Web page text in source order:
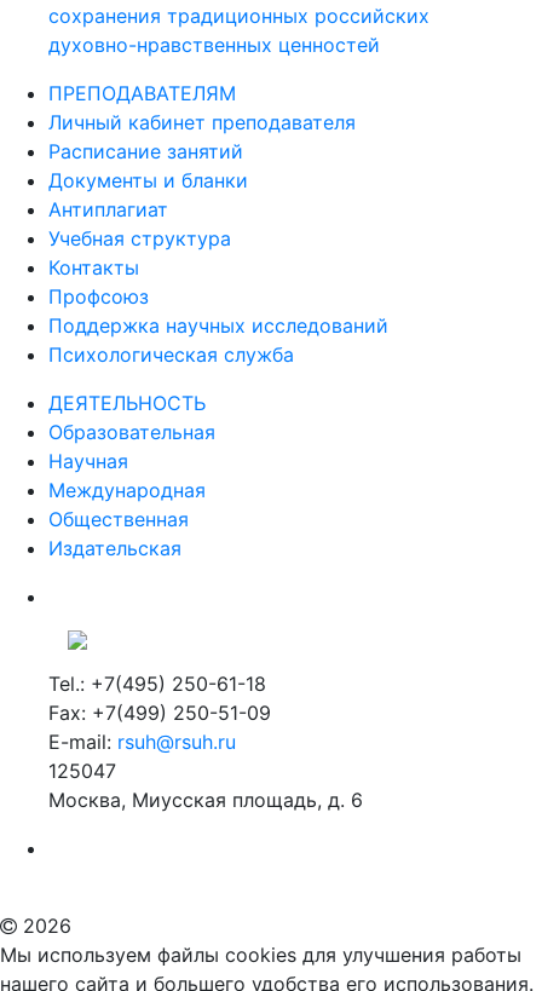
сохранения традиционных российских
духовно-нравственных ценностей
ПРЕПОДАВАТЕЛЯМ
Личный кабинет преподавателя
Расписание занятий
Документы и бланки
Антиплагиат
Учебная структура
Контакты
Профсоюз
Поддержка научных исследований
Психологическая служба
ДЕЯТЕЛЬНОСТЬ
Образовательная
Научная
Международная
Общественная
Издательская
Tel.: +7(495) 250-61-18
Fax: +7(499) 250-51-09
E-mail: rsuh@rsuh.ru
125047
Москва, Миусская площадь, д. 6
2026
Мы используем файлы cookies для улучшения работы
нашего сайта и большего удобства его использования.